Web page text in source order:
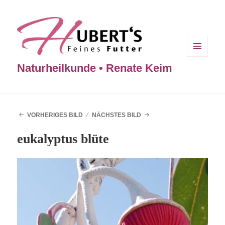
Naturheilkunde • Renate Keim
VORHERIGES BILD NÄCHSTES BILD
eukalyptus blüte